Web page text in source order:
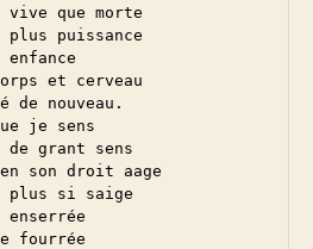
vive que morte
puissance
et cerveau
de nouveau.
je sens
grant sens
son droit aage
si saige
fourrée